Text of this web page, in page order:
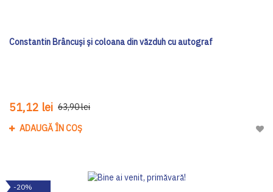
Constantin Brâncuși și coloana din văzduh cu autograf
51,12 lei 63,90 lei
ADAUGĂ ÎN COȘ
-20%